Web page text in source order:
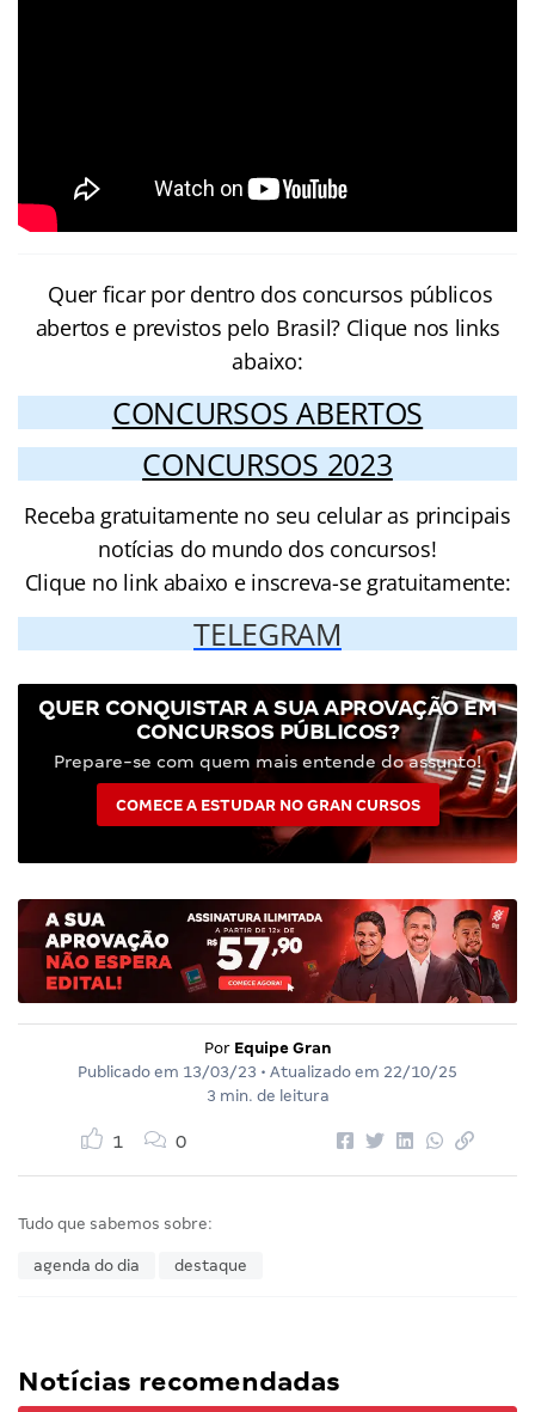
Quer ficar por dentro dos concursos públicos
abertos e previstos pelo Brasil? Clique nos links
abaixo:
CONCURSOS ABERTOS
CONCURSOS 2023
Receba gratuitamente no seu celular as principais
notícias do mundo dos concursos!
Clique no link abaixo e inscreva-se gratuitamente:
TELEGRAM
QUER CONQUISTAR A SUA APROVAÇÃO EM
CONCURSOS PÚBLICOS?
Prepare-se com quem mais entende do assunto!
COMECE A ESTUDAR NO GRAN CURSOS
Por Equipe Gran
Publicado em 13/03/23 • Atualizado em 22/10/25
3 min. de leitura
1 0
Tudo que sabemos sobre:
agenda do dia destaque
Notícias recomendadas